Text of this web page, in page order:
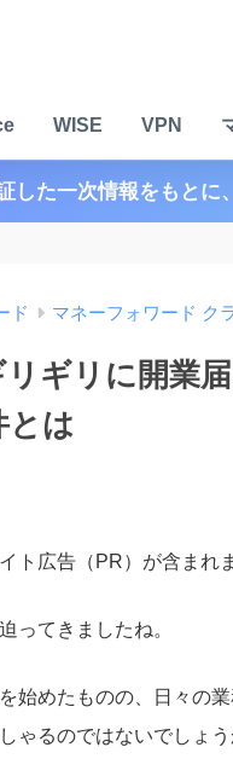
WISE VPN
した一次情報をもとに
ド マネーフォワード ク
ギリに開業
とは
ト広告（PR）が含まれま
ってきましたね。
始めたものの、日々の
ゃるのではないでしょう